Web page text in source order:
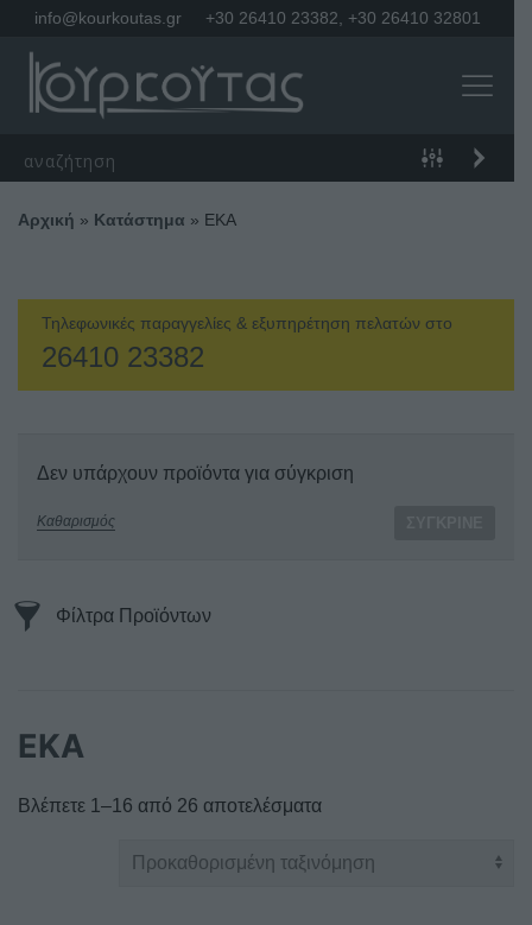
info@kourkoutas.gr +30 26410 23382 +30 26410 32801
Αρχική » Κατάστημα » EKA
Τηλεφωνικές παραγγελίες & εξυπηρέτηση πελατών στο
26410 23382
Δεν υπάρχουν προϊόντα για σύγκριση
Καθαρισμός
Φίλτρα Προϊόντων
EKA
Βλέπετε 1–16 από 26 αποτελέσματα